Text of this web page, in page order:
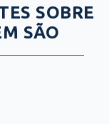
SOBRE
SÃO